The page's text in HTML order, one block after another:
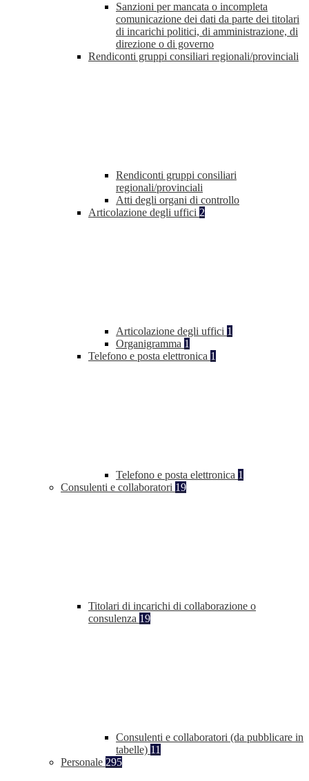
Sanzioni per mancata o incompleta
comunicazione dei dati da parte dei titolari
di incarichi politici, di amministrazione, di
direzione o di governo
Rendiconti gruppi consiliari regionali/provinciali
Rendiconti gruppi consiliari
regionali/provinciali
Atti degli organi di controllo
Articolazione degli uffici 2
Articolazione degli uffici 1
Organigramma 1
Telefono e posta elettronica 1
Telefono e posta elettronica 1
Consulenti e collaboratori 19
Titolari di incarichi di collaborazione o
consulenza 19
Consulenti e collaboratori (da pubblicare in
tabelle) 11
Personale 295